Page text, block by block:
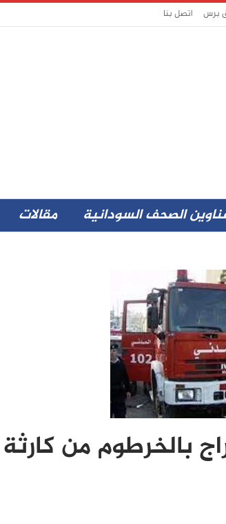
برس اتصل بنا
الصحف السودانية مقالات
بالخرطوم من كارثة